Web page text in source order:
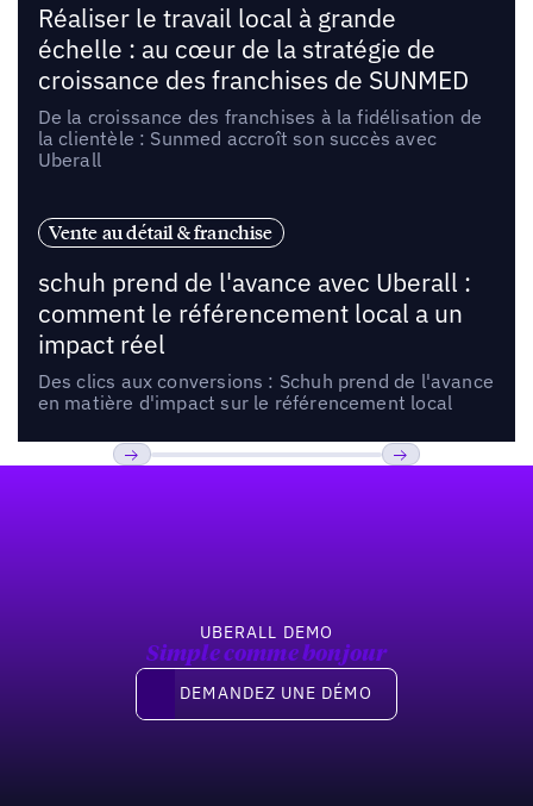
Réaliser le travail local à grande
échelle : au cœur de la stratégie de
croissance des franchises de SUNMED
De la croissance des franchises à la fidélisation de
la clientèle : Sunmed accroît son succès avec
Uberall
Vente au détail & franchise
schuh prend de l'avance avec Uberall :
comment le référencement local a un
impact réel
Des clics aux conversions : Schuh prend de l'avance
en matière d'impact sur le référencement local
UBERALL DEMO
Simple comme bonjour
Demandez une démo
DEMANDEZ UNE DÉMO